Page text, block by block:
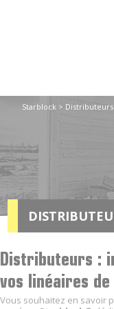
Starblock > Distributeurs
Distributeurs :
vos linéaires
Vous souhaitez en savoir